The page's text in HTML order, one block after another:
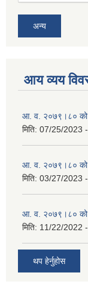
अन्य
आय व्यय
आ. व. २०७९।८० को
मिति: 07/25/2023
आ. व. २०७९।८० को
मिति: 03/27/2023
आ. व. २०७९।८० को
मिति: 11/22/2022
थप हेर्नुहोस